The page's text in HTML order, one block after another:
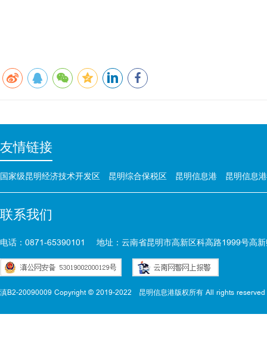
友情链接
国家级昆明经济技术开发区 昆明综合保税区 昆明信息港 昆明信息
联系我们
电话：0871-65390101 地址：云南省昆明市高新区科高路1999号高
滇B2-20090009 Copyright © 2019-2022 昆明信息港版权所有 All rights reserved